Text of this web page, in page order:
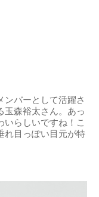
ンバーとして活躍さ
玉森裕太さん。あっ
いらしいですね！こ
れ目っぽい目元が特